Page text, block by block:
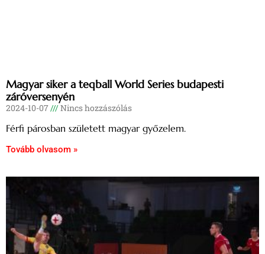
Magyar siker a teqball World Series budapesti
záróversenyén
2024-10-07 Nincs hozzászólás
Férfi párosban született magyar győzelem.
Tovább olvasom »